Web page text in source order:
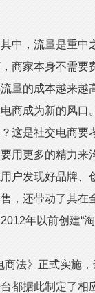
，流量是重中
商家本身不需要
量的成本越来越
商成为新的风口。
是社交电商要
用更多的精力来
户发现好品牌、
，还带动了其在
年以前创建“淘
法》正式实施，
都据此制定了相